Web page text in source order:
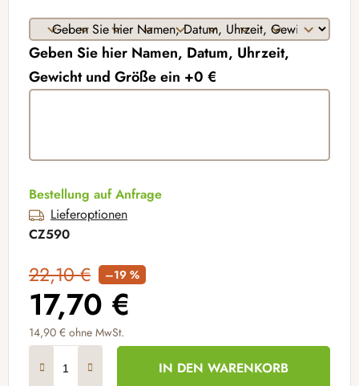
Geben Sie hier Namen, Datum, Uhrzeit,
Gewicht und Größe ein +0 €
Bestellung auf Anfrage
Lieferoptionen
CZ590
22,10 € –19 %
17,70 €
14,90 € ohne MwSt.
IN DEN WARENKORB